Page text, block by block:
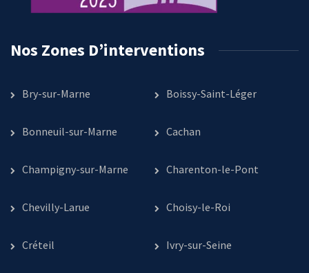
Nos Zones D’interventions
Bry-sur-Marne Boissy-Saint-Léger
Bonneuil-sur-Marne Cachan
Champigny-sur-Marne Charenton-le-Pont
Chevilly-Larue Choisy-le-Roi
Créteil Ivry-sur-Seine